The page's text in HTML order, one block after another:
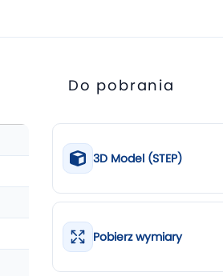
Do pobrania
3D Model (STEP)
Pobierz wymiary